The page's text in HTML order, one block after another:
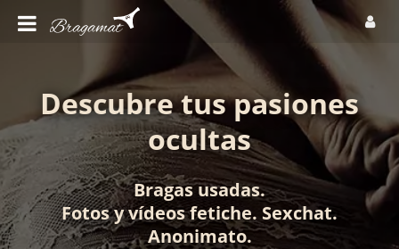
Descubre tus pasiones
ocultas
Bragas usadas.
Fotosyvídeos fetiche. Sexchat.
Anonimato.